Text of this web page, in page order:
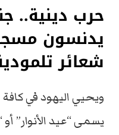
حرب دينية..
يدنسون
شعائر
ويحيي اليهود في كافة
يسمى “عيد الأنوار”